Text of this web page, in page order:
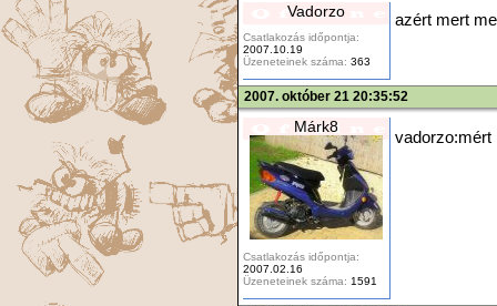
Vadorzo
Csatlakozás időpontja:
2007.10.19
Üzeneteinek száma: 363
azért mert
2007. október 21 20:35:52
Márk8
Csatlakozás időpontja:
2007.02.16
Üzeneteinek száma: 1591
vadorzo:mért